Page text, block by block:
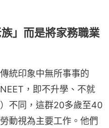
」而是將家務職業
統印象中無所事事的
，即不升學、不就
不同，這群20多歲至40
動視為主要工作。他們